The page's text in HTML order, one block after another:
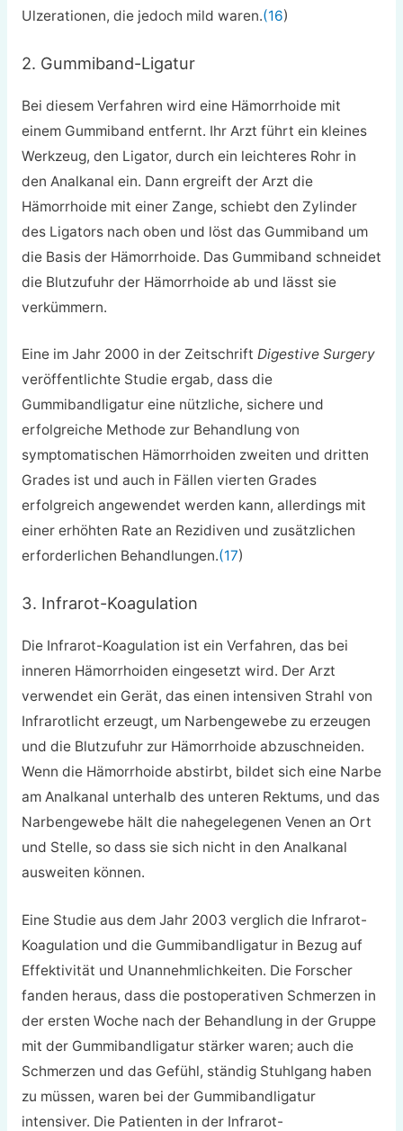
Ulzerationen, die jedoch mild waren.(16)
2. Gummiband-Ligatur
Bei diesem Verfahren wird eine Hämorrhoide mit
einem Gummiband entfernt. Ihr Arzt führt ein kleines
Werkzeug, den Ligator, durch ein leichteres Rohr in
den Analkanal ein. Dann ergreift der Arzt die
Hämorrhoide mit einer Zange, schiebt den Zylinder
des Ligators nach oben und löst das Gummiband um
die Basis der Hämorrhoide. Das Gummiband schneidet
die Blutzufuhr der Hämorrhoide ab und lässt sie
verkümmern.
Eine im Jahr 2000 in der Zeitschrift Digestive Surgery
veröffentlichte Studie ergab, dass die
Gummibandligatur eine nützliche, sichere und
erfolgreiche Methode zur Behandlung von
symptomatischen Hämorrhoiden zweiten und dritten
Grades ist und auch in Fällen vierten Grades
erfolgreich angewendet werden kann, allerdings mit
einer erhöhten Rate an Rezidiven und zusätzlichen
erforderlichen Behandlungen.(17)
3. Infrarot-Koagulation
Die Infrarot-Koagulation ist ein Verfahren, das bei
inneren Hämorrhoiden eingesetzt wird. Der Arzt
verwendet ein Gerät, das einen intensiven Strahl von
Infrarotlicht erzeugt, um Narbengewebe zu erzeugen
und die Blutzufuhr zur Hämorrhoide abzuschneiden.
Wenn die Hämorrhoide abstirbt, bildet sich eine Narbe
am Analkanal unterhalb des unteren Rektums, und das
Narbengewebe hält die nahegelegenen Venen an Ort
und Stelle, so dass sie sich nicht in den Analkanal
ausweiten können.
Eine Studie aus dem Jahr 2003 verglich die Infrarot-
Koagulation und die Gummibandligatur in Bezug auf
Effektivität und Unannehmlichkeiten. Die Forscher
fanden heraus, dass die postoperativen Schmerzen in
der ersten Woche nach der Behandlung in der Gruppe
mit der Gummibandligatur stärker waren; auch die
Schmerzen und das Gefühl, ständig Stuhlgang haben
zu müssen, waren bei der Gummibandligatur
intensiver. Die Patienten in der Infrarot-